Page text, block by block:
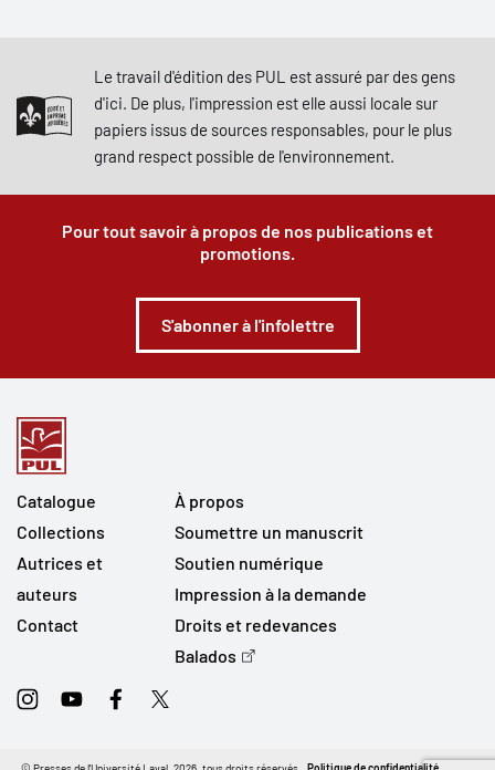
Le travail d'édition des PUL est assuré par des gens
d'ici. De plus, l'impression est elle aussi locale sur
papiers issus de sources responsables, pour le plus
grand respect possible de l'environnement.
Pour tout savoir à propos de nos publications et
promotions.
S'abonner à l'infolettre
Catalogue
Collections
Autrices et
auteurs
Contact
À propos
Soumettre un manuscrit
Soutien numérique
Impression à la demande
Droits et redevances
Balados
InstagramYoutubeFacebookTwitter